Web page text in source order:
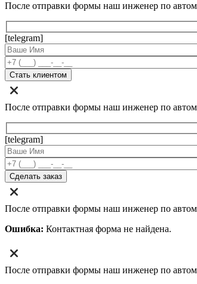
После отправки формы наш инженер по
[telegram]
После отправки формы наш инженер по
[telegram]
После отправки формы наш инженер по
Ошибка: Контактная форма не найдена.
После отправки формы наш инженер по